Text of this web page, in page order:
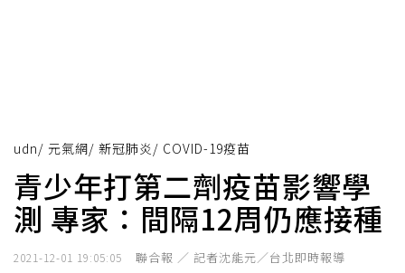
udn/ 元氣網/ 新冠肺炎 / COVID-19疫苗
青少年打第二劑疫苗影響學
測 專家：間隔12周仍應接種
2021-12-01 19:05:05 聯合報 ／ 記者沈能元／台北即時報導